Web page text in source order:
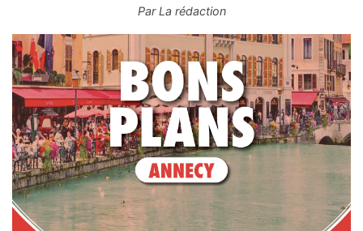
ParLa rédaction